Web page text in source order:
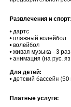
Развлечения и спорт:
• дартс
• пляжный волейбол
• волейбол
• живая музыка - 3
• анимация (на рус.
Для детей:
• детский бассейн
Платные услуги: